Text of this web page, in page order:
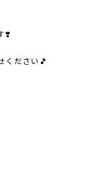
❣️
ください🎵